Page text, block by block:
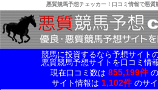
悪質競馬予想チェッカー！口コミ情報で悪質
競馬に投資するなら予想サイト
悪質競馬予想サイトを口コミ情
現在口コミ数は 855,199件
サイト情報は 1,102件 のサ